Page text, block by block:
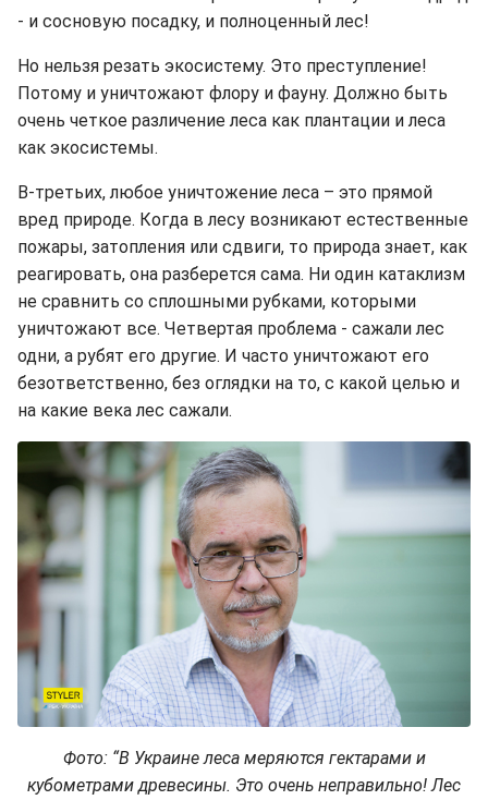
- и сосновую посадку, и полноценный лес!
Но нельзя резать экосистему. Это преступление!
Потому и уничтожают флору и фауну. Должно быть
очень четкое различение леса как плантации и леса
как экосистемы.
В-третьих, любое уничтожение леса – это прямой
вред природе. Когда в лесу возникают естественные
пожары, затопления или сдвиги, то природа знает, как
реагировать, она разберется сама. Ни один катаклизм
не сравнить со сплошными рубками, которыми
уничтожают все. Четвертая проблема - сажали лес
одни, а рубят его другие. И часто уничтожают его
безответственно, без оглядки на то, с какой целью и
на какие века лес сажали.
Фото: “В Украине леса меряются гектарами и
кубометрами древесины. Это очень неправильно! Лес